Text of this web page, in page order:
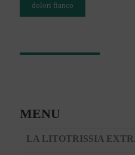
dolori fianco
MENU
LA LITOTRISSIA